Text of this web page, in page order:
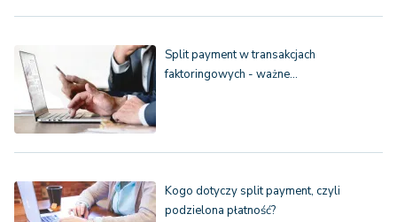
Split payment w transakcjach
faktoringowych - ważne…
Kogo dotyczy split payment, czyli
podzielona płatność?